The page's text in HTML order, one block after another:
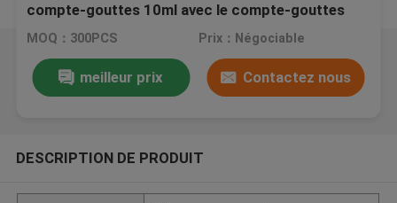
compte-gouttes 10ml avec le compte-gouttes
renversent outre des joints pour l'emballage
MOQ：300PCS Prix：Négociable
meilleur prix Contactez nous
DESCRIPTION DE PRODUIT